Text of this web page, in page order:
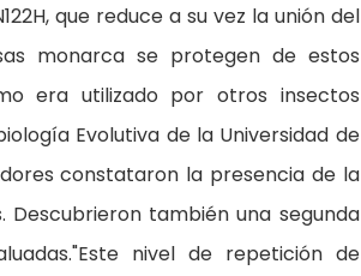
que reduce a su vez la unión del
monarca se protegen de estos
era utilizado por otros insectos
Evolutiva de la Universidad de
constataron la presencia de la
Descubrieron también una segunda
nivel de repetición de